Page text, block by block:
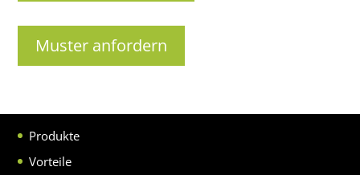
Muster anfordern
Produkte
Vorteile